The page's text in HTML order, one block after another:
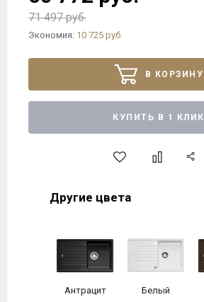
71 497 руб.
Экономия: 10 725 руб.
В КОРЗИНУ
КУПИТЬ В 1 КЛИК
Другие цвета
Антрацит Белый